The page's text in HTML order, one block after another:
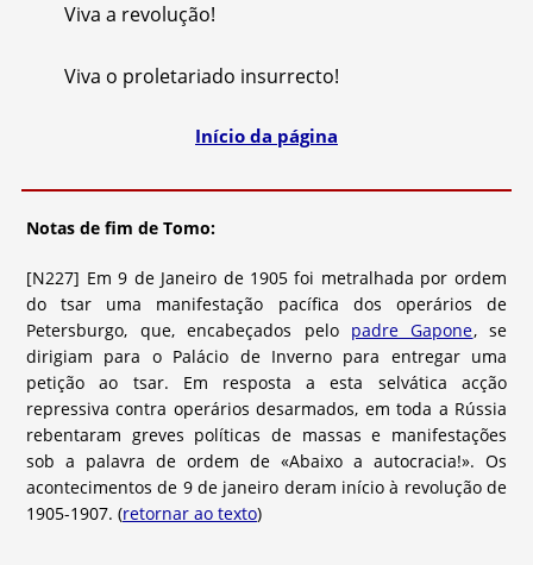
Viva a revolução!
Viva o proletariado insurrecto!
Início da página
Notas de fim de Tomo:
[N227] Em 9 de Janeiro de 1905 foi metralhada por ordem
do tsar uma manifestação pacífica dos operários de
Petersburgo, que, encabeçados pelo padre Gapone, se
dirigiam para o Palácio de Inverno para entregar uma
petição ao tsar. Em resposta a esta selvática acção
repressiva contra operários desarmados, em toda a Rússia
rebentaram greves políticas de massas e manifestações
sob a palavra de ordem de «Abaixo a autocracia!». Os
acontecimentos de 9 de janeiro deram início à revolução de
1905-1907. (retornar ao texto)